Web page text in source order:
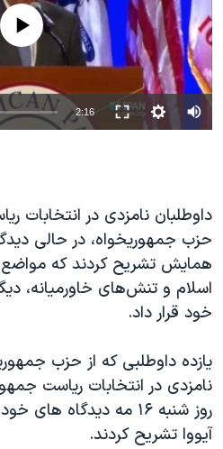
فرهنگ و زندگی
حقوق شهروندی
اقتصادی
علم و فناوری
آرشیو پخش زنده
مستندها
انتخابات ریاست جمهوری آمریکا ۲۰۲۴
حمله جمهوری اسلامی به اسرائیل
رمز مهسا
مجموعه مستندهای دادخواهی
تریبونال مردمی آبان ۹۸
دادگاه حمید نوری
چهل سال گروگان‌گیری
اعتراضات مردمی آبان ۹۸
اسرائیل در جنگ
نرگس محمدی برنده جایزه نوبل صلح
دنبال کنید currently available
2:16
داوطلبان نامزدی در انتخابات
حزب جمهوریخواه، در حالی
همایش تشریح کردند که مواضع
اسلام و تنش‌های خاورمیانه،
خود قرار داد.
یازده داوطلبی که از حزب
نامزدی در انتخابات ریاست
روز شنبه ۱۶ مه دیدگاه
آیووا تشریح کردند.